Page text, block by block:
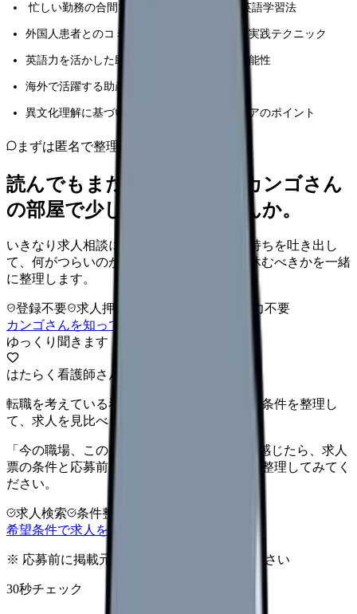
忙しい勤務の合間でも続けられる効果的な英語学習法
外国人患者とのコミュニケーションで役立つ実践テクニック
英語力を活かした助産師のキャリア展開の可能性
海外で活躍する助産師の体験談と成功事例
異文化理解に基づいた効果的な外国人患者ケアのポイント
まずは匿名で整理
読んでもまだ苦しいなら、カンゴさん
の部屋で少し話してみませんか。
いきなり求人相談には進みません。今の気持ちを吐き出し
て、何がつらいのか、辞めるべきか、少し休むべきかを一緒
に整理します。
登録不要 求人押し売りなし
病院名は入力不要
カンゴさんを知ってから相談する
ゆっくり聞きます
はたらく看護師さん 求人
転職を考えている看護師さんへ。まずは希望条件を整理し
て、求人を見比べられます。
「今の職場、このままでいいのかな...」そう感じたら、求人
票の条件と応募前に確認したい不安を分けて整理してみてく
ださい。
求人検索 条件整理
希望条件で求人を探す
※ 応募前に掲載元の最新情報を確認してください
30秒チェック